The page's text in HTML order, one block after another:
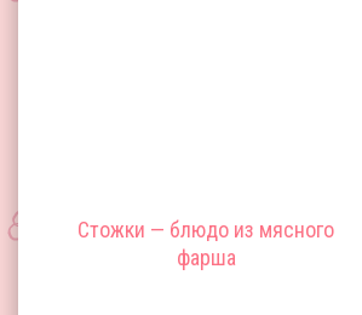
Стожки — блюдо из мясного
фарша